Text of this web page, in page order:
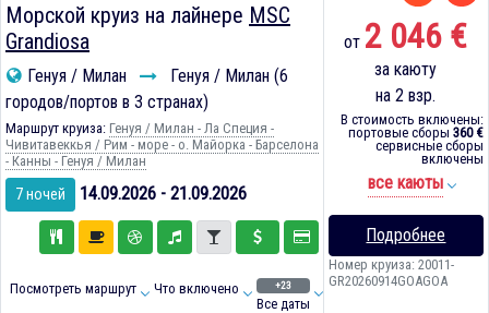
Морской круиз на лайнере MSC
Grandiosa
Генуя / Милан
Генуя / Милан (6
городов/портов в 3 странах)
Маршрут круиза: Генуя / Милан - Ла Специя -
Чивитавеккья / Рим - море - о. Майорка - Барселона
- Канны - Генуя / Милан
7 ночей 14.09.2026 - 21.09.2026
Посмотреть маршрут Что включено +23
Все даты
от 2 046 €
за каюту
на 2 взр.
В стоимость включены:
портовые сборы 360 €
сервисные сборы
включены
все каюты
Подробнее
Номер круиза: 20011-
GR20260914GOAGOA